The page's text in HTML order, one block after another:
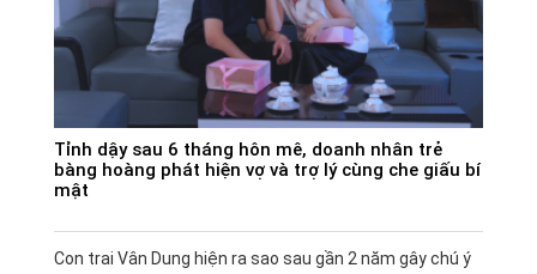
Tỉnh dậy sau 6 tháng hôn mê, doanh nhân trẻ
bàng hoàng phát hiện vợ và trợ lý cùng che giấu bí
mật
Con trai Vân Dung hiện ra sao sau gần 2 năm gây chú ý